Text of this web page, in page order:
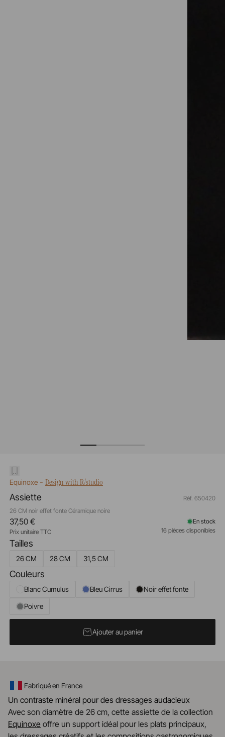
Equinoxe- Design with R/studio
Assiette
26 CM noir effet fonte Céramique noire
Réf. 650420
Tailles
26 CM 28 CM 31,5 CM
Couleurs
Blanc Cumulus Bleu Cirrus
Noir effet fonte
Poivre
37,50 €
Prix unitaire TTC
En stock
16 pièces disponibles
Ajouter au panier
Fabriqué en France
Un contraste minéral pour des dressages audacieux
Avec son diamètre de 26 cm, cette assiette de la collection
Equinoxe offre un support idéal pour les plats principaux,